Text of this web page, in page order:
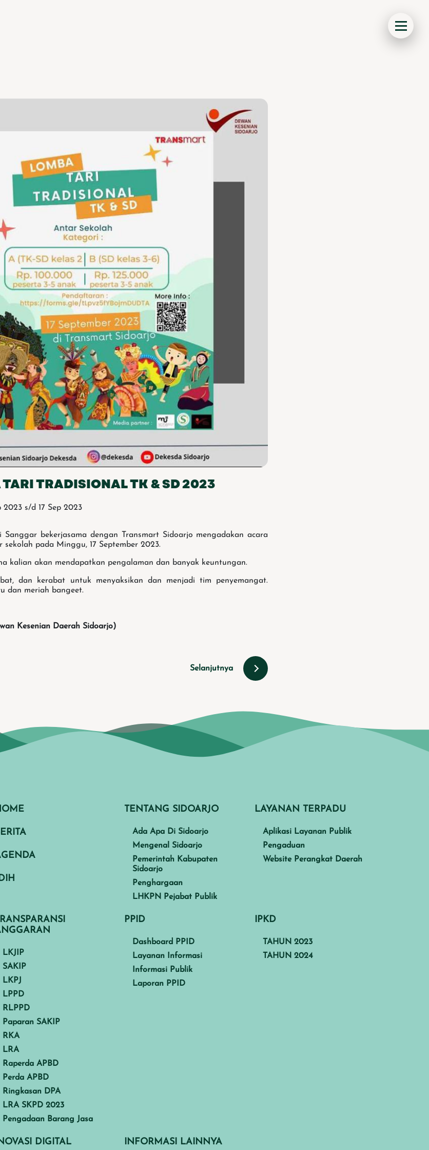
TARI TRADISIONAL TK & SD 2023
2023 s/d 17 Sep 2023
Sanggar bekerjasama dengan Transmart Sidoarjo mengadakan acara
pada Minggu, 17 September 2023.
kalian akan mendapatkan pengalaman dan banyak keuntungan.
dan kerabat untuk menyaksikan dan menjadi tim penyemangat.
dan meriah bangeet.
Kesenian Daerah Sidoarjo)
Selanjutnya
TENTANG SIDOARJO
Ada Apa Di Sidoarjo
Mengenal Sidoarjo
Pemerintah Kabupaten
Sidoarjo
Penghargaan
LHKPN Pejabat Publik
LAYANAN TERPADU
Aplikasi Layanan Publik
Pengaduan
Website Perangkat Daerah
LKJIP
SAKIP
LKPJ
LPPD
RLPPD
Paparan SAKIP
RKA
LRA
Raperda APBD
Perda APBD
Ringkasan DPA
LRA SKPD 2023
Pengadaan Barang Jasa
PPID
Dashboard PPID
Layanan Informasi
Informasi Publik
Laporan PPID
IPKD
TAHUN 2023
TAHUN 2024
DIGITAL INFORMASI LAINNYA